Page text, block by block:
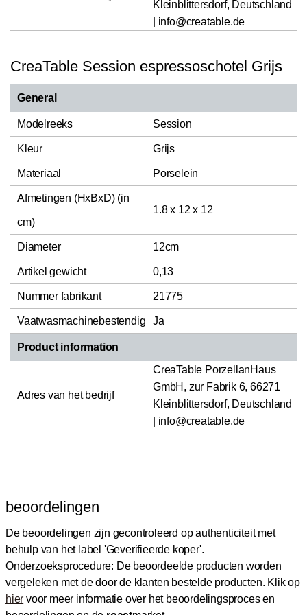
Kleinblittersdorf, Deutschland
| info@creatable.de
CreaTable Session espressoschotel Grijs
General
Modelreeks Session
Kleur Grijs
Materiaal Porselein
Afmetingen (HxBxD) (in
cm)
1.8 x 12 x 12
Diameter 12cm
Artikel gewicht 0,13
Nummer fabrikant 21775
Vaatwasmachinebestendig Ja
Product information
Adres van het bedrijf
CreaTable PorzellanHaus
GmbH, zur Fabrik 6, 66271
Kleinblittersdorf, Deutschland
| info@creatable.de
beoordelingen
De beoordelingen zijn gecontroleerd op authenticiteit met
behulp van het label 'Geverifieerde koper'.
Onderzoeksprocedure: De beoordeelde producten worden
vergeleken met de door de klanten bestelde producten. Klik op
hier voor meer informatie over het beoordelingsproces en